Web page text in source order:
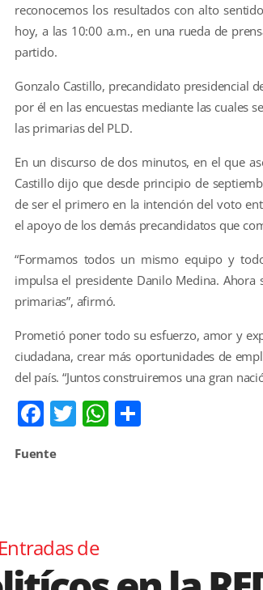
reconocemos los resultados con alto
hoy, a las 10:00 a.m., en una rueda de
partido.
Gonzalo Castillo, precandidato presidencial
por él en las encuestas mediante las cuales
las primarias del PLD.
En un discurso de dos minutos, en el que
Castillo dijo que desde principio de
de ser el primero en la intención del voto
el apoyo de los demás precandidatos que
“Formamos todos un mismo equipo y
impulsa el presidente Danilo Medina.
primarias”, afirmó.
Prometió poner todo su esfuerzo, amor y
ciudadana, crear más oportunidades de
del país. “Juntos construiremos una gran
Facebook
TwitterWhatsApp
Fuente
de